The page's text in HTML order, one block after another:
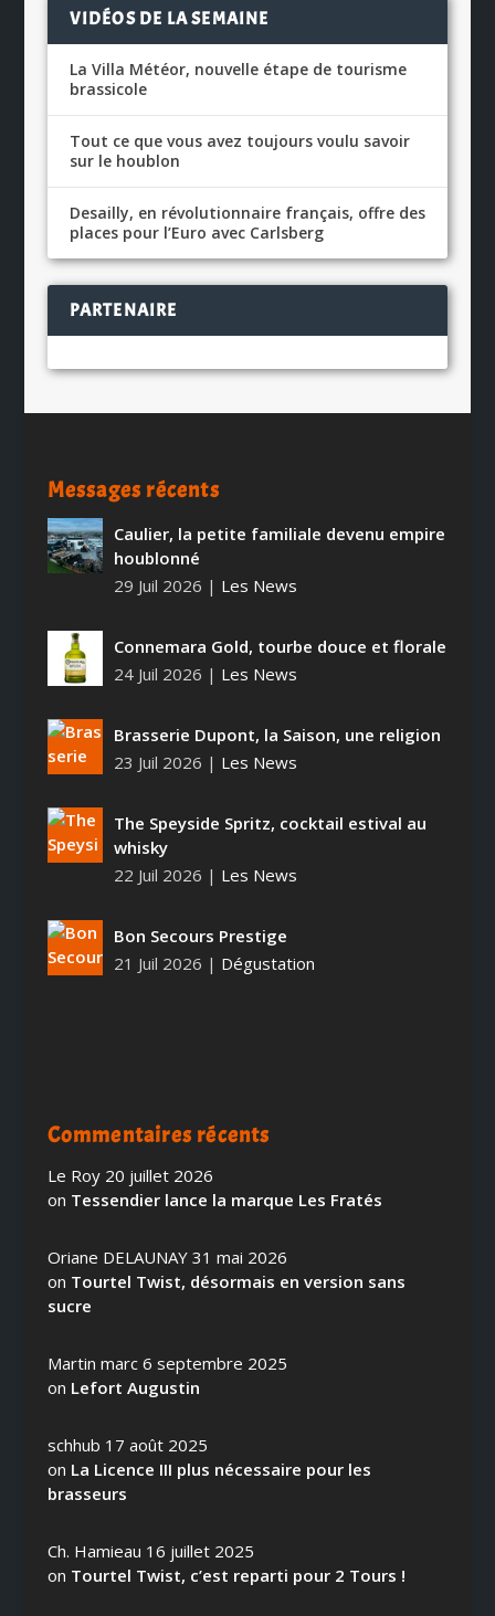
VIDÉOS DE LA SEMAINE
La Villa Météor, nouvelle étape de tourisme
brassicole
Tout ce que vous avez toujours voulu savoir
sur le houblon
Desailly, en révolutionnaire français, offre des
places pour l’Euro avec Carlsberg
PARTENAIRE
Messages récents
Caulier, la petite familiale devenu empire
houblonné
29 Juil 2026 | Les News
Connemara Gold, tourbe douce et florale
24 Juil 2026 | Les News
Brasserie Dupont, la Saison, une religion
23 Juil 2026 | Les News
The Speyside Spritz, cocktail estival au
whisky
22 Juil 2026 | Les News
Bon Secours Prestige
21 Juil 2026 | Dégustation
Commentaires récents
Le Roy 20 juillet 2026
on Tessendier lance la marque Les Fratés
Oriane DELAUNAY 31 mai 2026
on Tourtel Twist, désormais en version sans
sucre
Martin marc 6 septembre 2025
on Lefort Augustin
schhub 17 août 2025
on La Licence III plus nécessaire pour les
brasseurs
Ch. Hamieau 16 juillet 2025
on Tourtel Twist, c’est reparti pour 2 Tours !